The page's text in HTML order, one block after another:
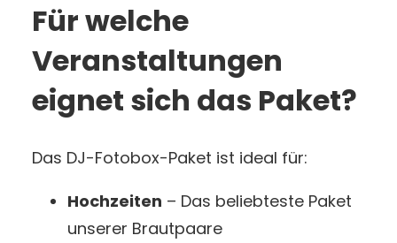
Für welche
Veranstaltungen
eignet sich das Paket?
Das DJ-Fotobox-Paket ist ideal für:
Hochzeiten – Das beliebteste Paket
unserer Brautpaare